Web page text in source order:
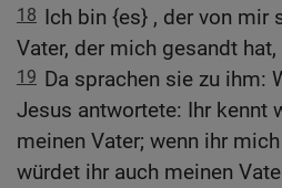
18 Ich bin {es} , der von mir
Vater, der mich gesandt
19 Da sprachen sie zu ihm:
Jesus antwortete: Ihr kennt
meinen Vater; wenn ihr
würdet ihr auch meinen